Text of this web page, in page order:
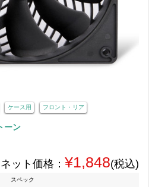
ケース用 フロント・リア
ーン
ネット価格： ¥1,848(税込)
スペック